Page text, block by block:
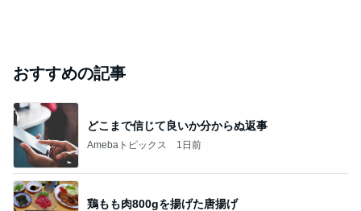
おすすめの記事
どこまで信じて良いか分からぬ返事
Amebaトピックス 1日前
鶏もも肉800gを揚げた唐揚げ